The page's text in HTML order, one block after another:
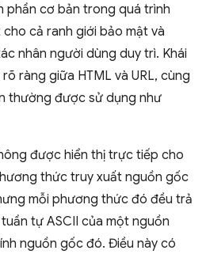
phần cơ bản trong quá trình
cả ranh giới bảo mật và
nhân người dùng duy trì. Khái
ràng giữa HTML và URL, cùng
thường được sử dụng như
được hiển thị trực tiếp cho
thức truy xuất nguồn gốc
mỗi phương thức đó đều trả
tự ASCII của một nguồn
nguồn gốc đó. Điều này có